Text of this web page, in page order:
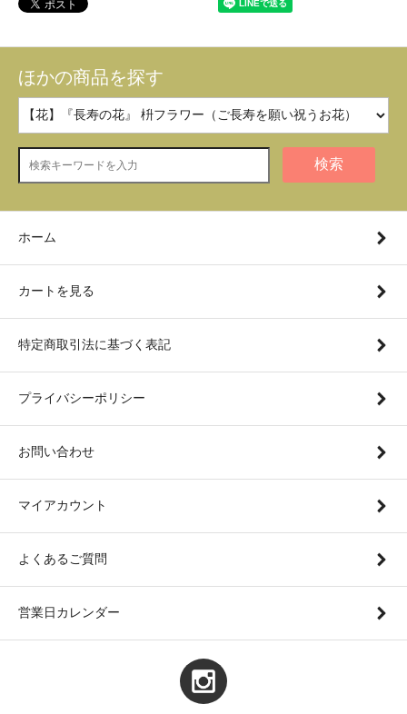
ほかの商品を探す
検索
ホーム
カートを見る
特定商取引法に基づく表記
プライバシーポリシー
お問い合わせ
マイアカウント
よくあるご質問
営業日カレンダー